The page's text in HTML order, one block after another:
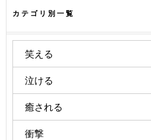
カテゴリ別一覧
笑える
泣ける
癒される
衝撃